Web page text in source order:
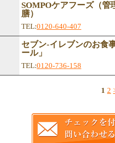
SOMPOケアフーズ（管
膳）
TEL:0120-640-407
セブン-イレブンのお食
ール」
TEL:0120-736-158
1 2